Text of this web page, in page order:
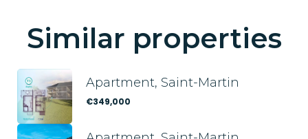
Similar properties
Apartment, Saint-Martin
€349,000